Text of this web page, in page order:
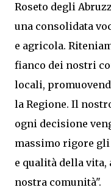
Roseto degli
una consolidata
e agricola.
fianco dei nostri
locali,
la Regione. Il
ogni decisione
massimo rigore
e qualità della
nostra comunità".